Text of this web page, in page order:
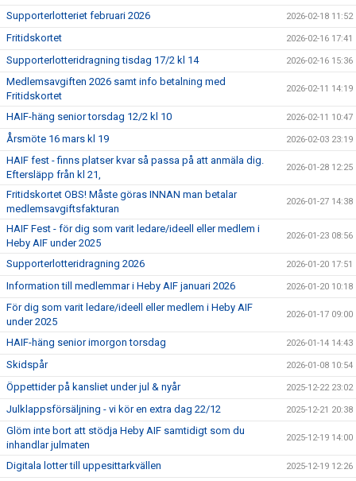
Supporterlotteriet februari 2026 2026-02-18 11:52
Fritidskortet 2026-02-16 17:41
Supporterlotteridragning tisdag 17/2 kl 14 2026-02-16 15:36
Medlemsavgiften 2026 samt info betalning med
Fritidskortet
2026-02-11 14:19
HAIF-häng senior torsdag 12/2 kl 10 2026-02-11 10:47
Årsmöte 16 mars kl 19 2026-02-03 23:19
HAIF fest - finns platser kvar så passa på att anmäla dig.
Eftersläpp från kl 21,
2026-01-28 12:25
Fritidskortet OBS! Måste göras INNAN man betalar
medlemsavgiftsfakturan
2026-01-27 14:38
HAIF Fest - för dig som varit ledare/ideell eller medlem i
Heby AIF under 2025
2026-01-23 08:56
Supporterlotteridragning 2026 2026-01-20 17:51
Information till medlemmar i Heby AIF januari 2026 2026-01-20 10:18
För dig som varit ledare/ideell eller medlem i Heby AIF
under 2025
2026-01-17 09:00
HAIF-häng senior imorgon torsdag 2026-01-14 14:43
Skidspår 2026-01-08 10:54
Öppettider på kansliet under jul & nyår 2025-12-22 23:02
Julklappsförsäljning - vi kör en extra dag 22/12 2025-12-21 20:38
Glöm inte bort att stödja Heby AIF samtidigt som du
inhandlar julmaten
2025-12-19 14:00
Digitala lotter till uppesittarkvällen 2025-12-19 12:26